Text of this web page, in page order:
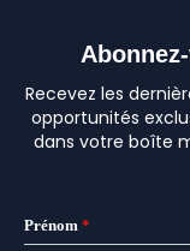
Recevez les
opportunités
dans votre boîte
Prénom *